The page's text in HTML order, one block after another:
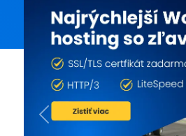
Previous